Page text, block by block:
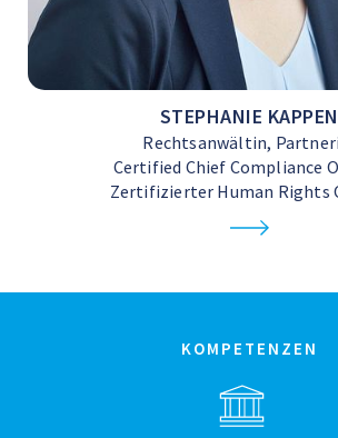
STEPHANIE KAPPEN
Rechtsanwältin,
Certified Chief Compliance
Zertifizierter Human Rights
KOMPETENZEN